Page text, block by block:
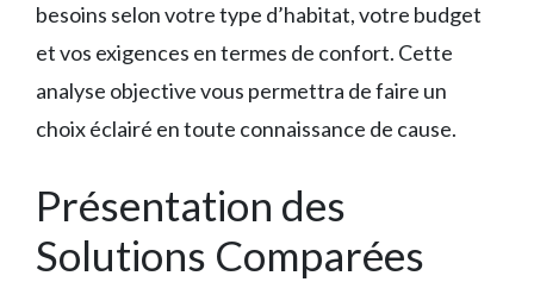
besoins selon votre type d’habitat, votre budget
et vos exigences en termes de confort. Cette
analyse objective vous permettra de faire un
choix éclairé en toute connaissance de cause.
Présentation des
Solutions Comparées